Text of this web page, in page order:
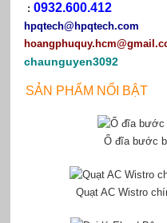
: 0932.600.412
hpqtech@hpqtech.com
chaunguyen3092
SẢN PHẨM NỔI BẬT
Ổ đĩa bước
Quạt AC Wistro